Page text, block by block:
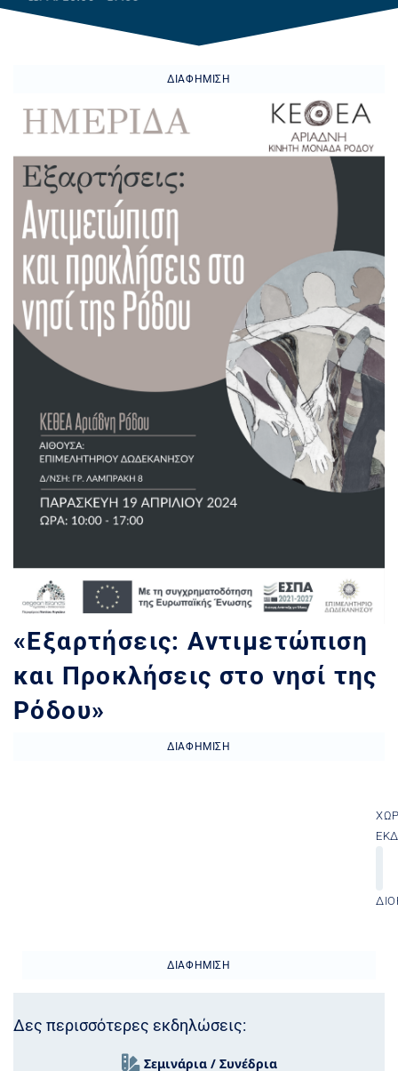
ΔΙΑΦΉΜΙΣΗ
«Εξαρτήσεις: Αντιμετώπιση
και Προκλήσεις στο νησί της
Ρόδου»
ΔΙΑΦΉΜΙΣΗ
ΔΙΑΦΉΜΙΣΗ
Δες περισσότερες εκδηλώσεις:
Σεμινάρια / Συνέδρια